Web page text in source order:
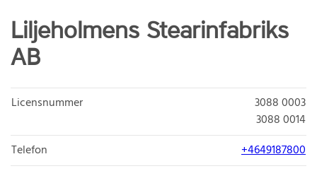
Liljeholmens Stearinfabriks
AB
Licensnummer
3088 0003
3088 0014
Telefon
+4649187800